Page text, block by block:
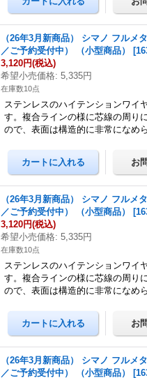
（26年3月新商品） シマノ フルメ
／ご予約受付中） （小型商品）
[
3,120円(税込)
希望小売価格: 5,335円
在庫数10点
ステンレスのハイテンションワイ
す。複合ラインの様に芯線の周り
ので、表面は構造的に非常になめ
（26年3月新商品） シマノ フルメ
／ご予約受付中） （小型商品）
[
3,120円(税込)
希望小売価格: 5,335円
在庫数10点
ステンレスのハイテンションワイ
す。複合ラインの様に芯線の周り
ので、表面は構造的に非常になめ
（26年3月新商品） シマノ フルメ
／ご予約受付中） （小型商品）
[